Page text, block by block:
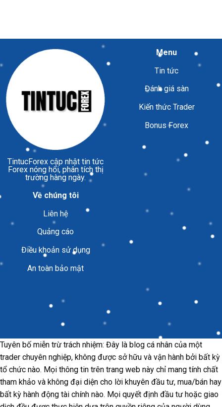
TintucForex cập nhật tin tức
Forex nóng hổi, phân tích thị
trường hàng ngày.
Menu
Tin tức
Đánh giá sàn
Kiến thức Trader
Bonus Forex
Về chúng tôi
Liên hệ
Quảng cáo
Điều khoản sử dụng
An toàn bảo mật
Tuyên bố miễn trừ trách nhiệm: Đây là blog cá nhân của một
trader chuyên nghiệp, không được sở hữu và vận hành bởi bất kỳ
tổ chức nào. Mọi thông tin trên trang web này chỉ mang tính chất
tham khảo và không đại diện cho lời khuyên đầu tư, mua/bán hay
bất kỳ hành động tài chính nào. Mọi quyết định đầu tư hoặc giao